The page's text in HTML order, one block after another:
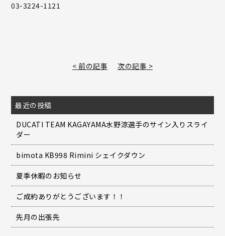
03-3224-1121
< 前の記事 次の記事 >
最近の投稿
DUCATI TEAM KAGAYAMA水野涼選手のサイン入りスライ
ダー
bimota KB998 Rimini シェイクダウン
夏季休暇のお知らせ
ご成約ありがとうございます！！
先月の出張先